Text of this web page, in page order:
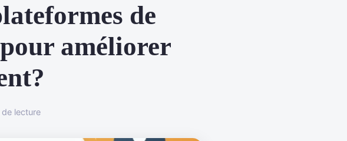
de
améliorer
lecture